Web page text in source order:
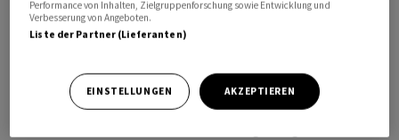
sprach sich später für Burnham als neuen Partei- und
Regierungschef aus.
Dass Burnham den Zuschlag für die Labour-Kandidatur
bei der nun anstehenden Nachwahl bekommt, gilt als
Performance von Inhalten, Zielgruppenforschung sowie Entwicklung und
Verbesserung von Angeboten.
Liste der Partner (Lieferanten)
EINSTELLUNGEN AKZEPTIEREN